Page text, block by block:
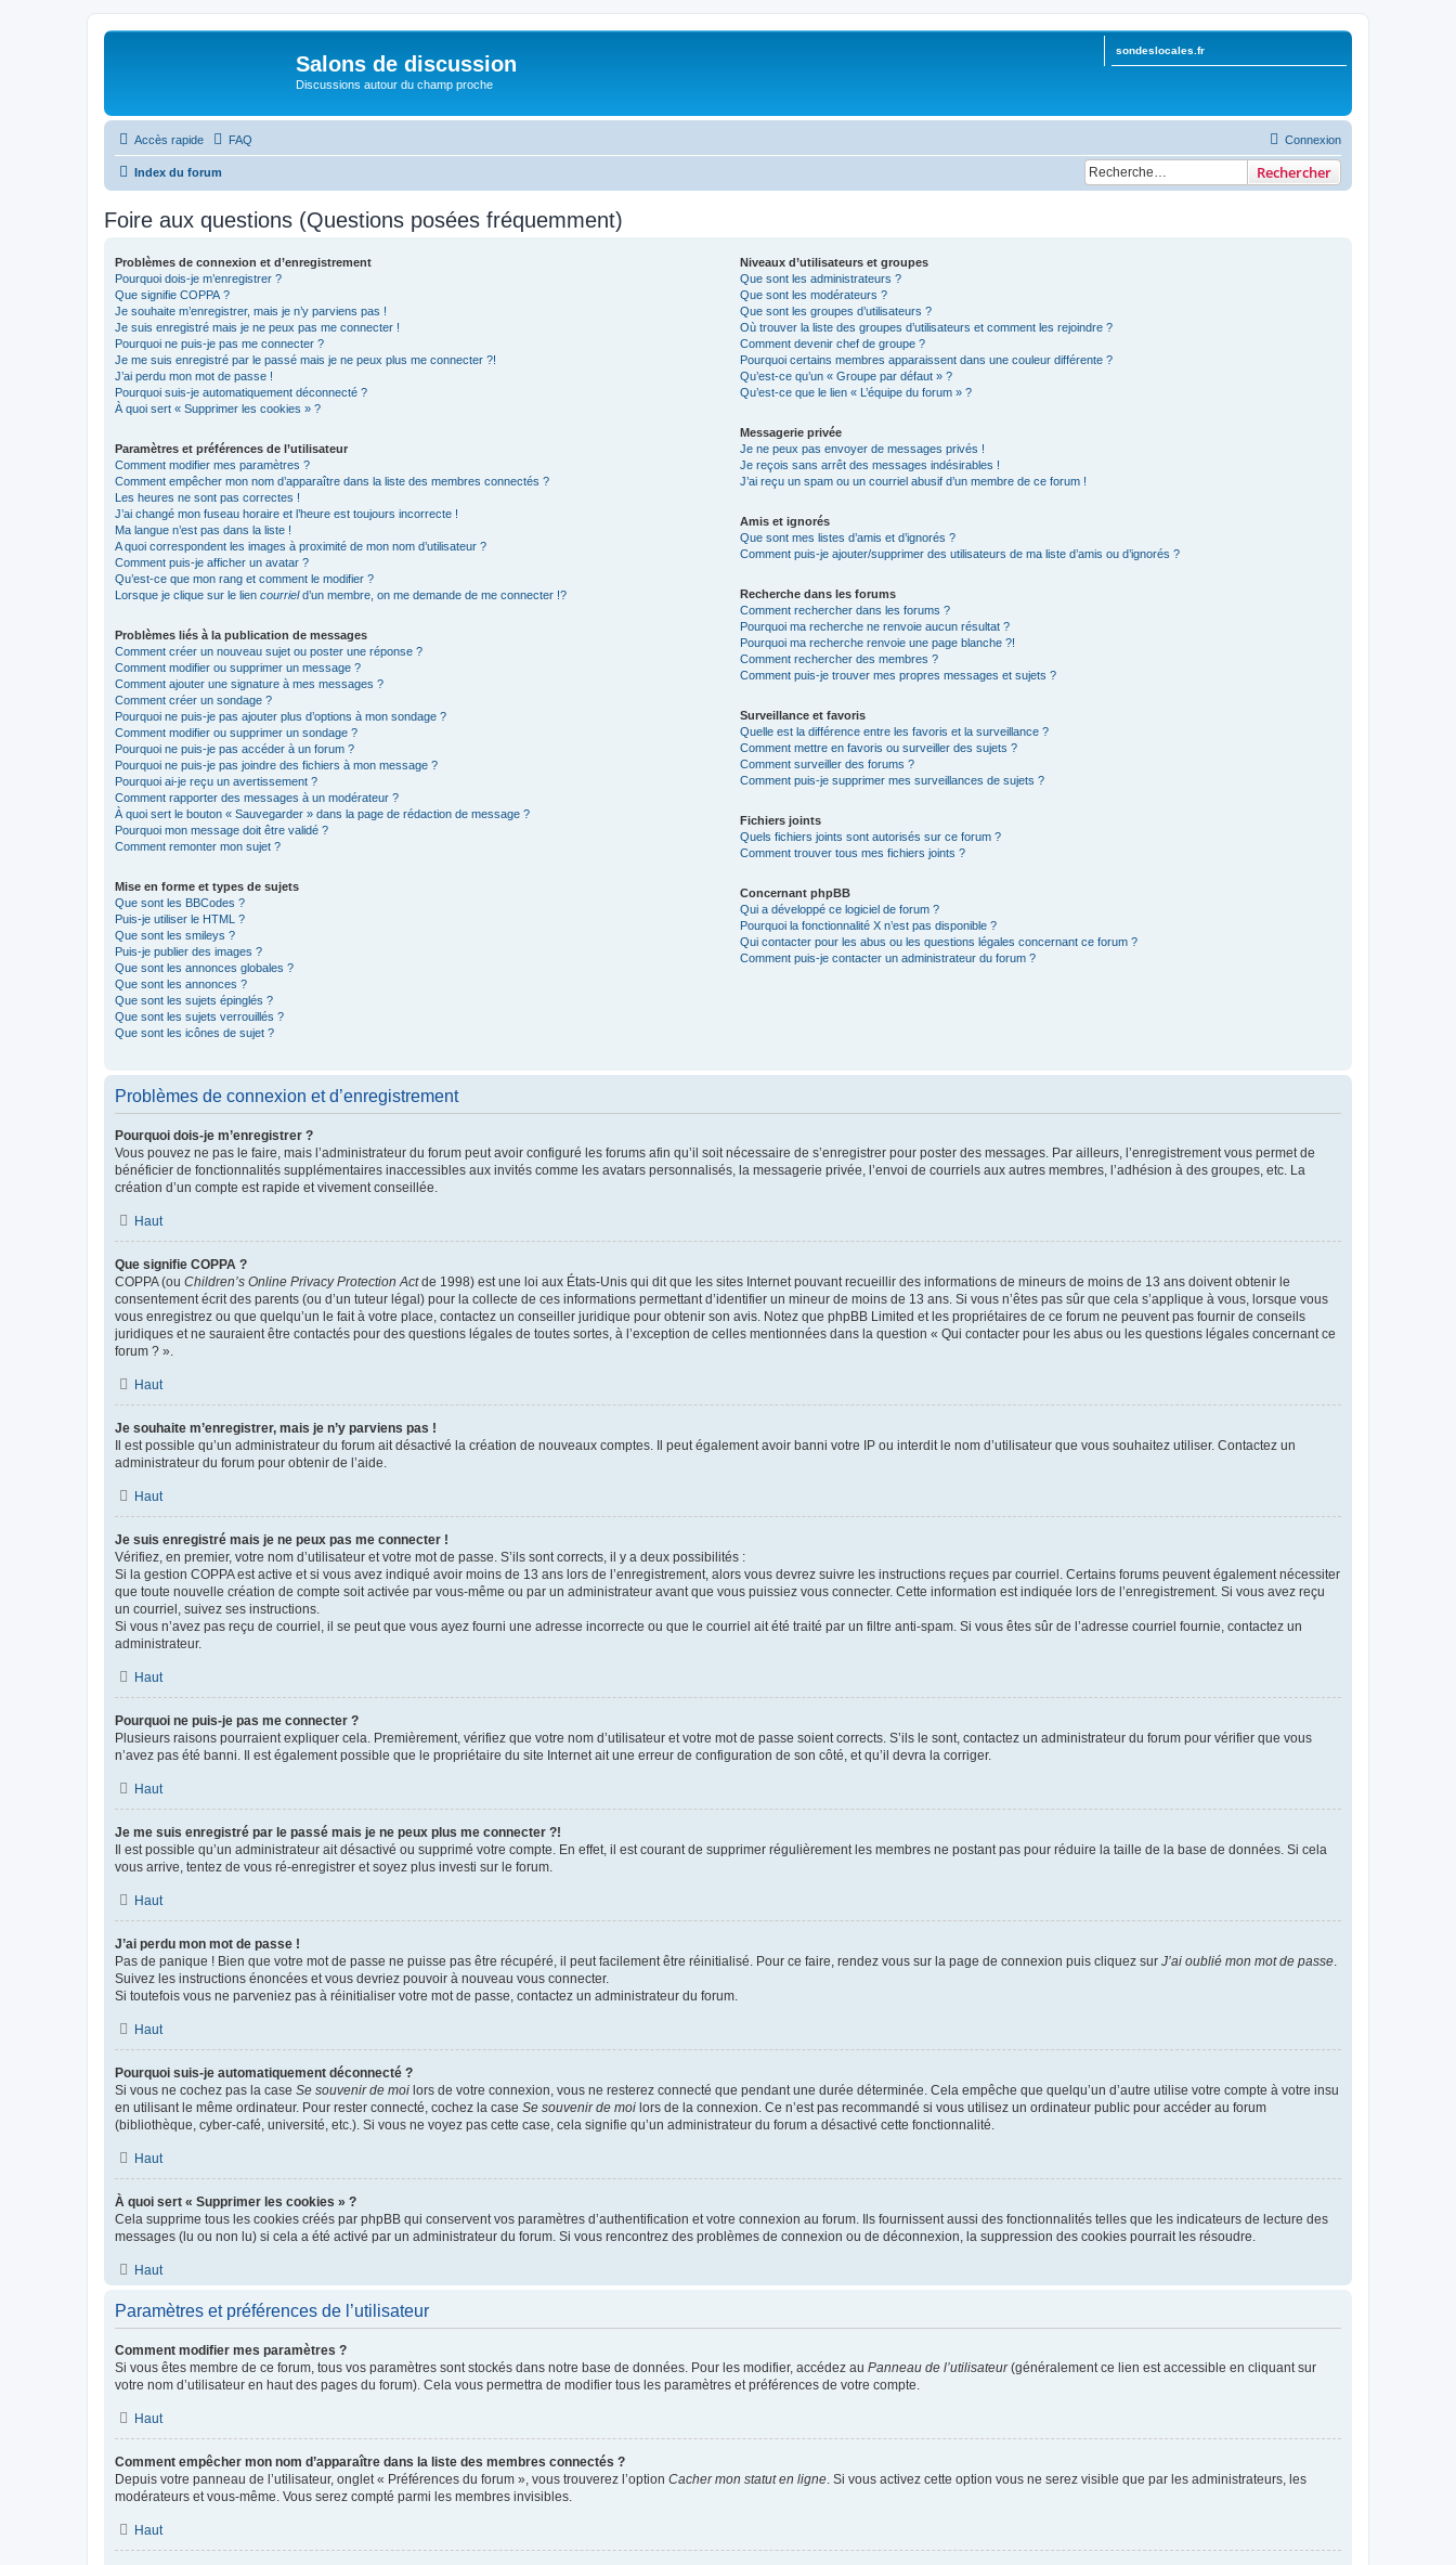
Salons de discussion
Discussions autour du champ proche
sondeslocales.fr
Accès rapide FAQ Connexion
Index du forum Rechercher
Foire aux questions (Questions posées fréquemment)
Problèmes de connexion et d’enregistrement
Pourquoi dois-je m’enregistrer ?
Que signifie COPPA ?
Je souhaite m’enregistrer, mais je n’y parviens pas !
Je suis enregistré mais je ne peux pas me connecter !
Pourquoi ne puis-je pas me connecter ?
Je me suis enregistré par le passé mais je ne peux plus me connecter ?!
J’ai perdu mon mot de passe !
Pourquoi suis-je automatiquement déconnecté ?
À quoi sert « Supprimer les cookies » ?
Paramètres et préférences de l’utilisateur
Comment modifier mes paramètres ?
Comment empêcher mon nom d’apparaître dans la liste des membres connectés ?
Les heures ne sont pas correctes !
J’ai changé mon fuseau horaire et l’heure est toujours incorrecte !
Ma langue n’est pas dans la liste !
A quoi correspondent les images à proximité de mon nom d’utilisateur ?
Comment puis-je afficher un avatar ?
Qu’est-ce que mon rang et comment le modifier ?
Lorsque je clique sur le lien courrield’un membre, on me demande de me connecter !?
Problèmes liés à la publication de messages
Comment créer un nouveau sujet ou poster une réponse ?
Comment modifier ou supprimer un message ?
Comment ajouter une signature à mes messages ?
Comment créer un sondage ?
Pourquoi ne puis-je pas ajouter plus d’options à mon sondage ?
Comment modifier ou supprimer un sondage ?
Pourquoi ne puis-je pas accéder à un forum ?
Pourquoi ne puis-je pas joindre des fichiers à mon message ?
Pourquoi ai-je reçu un avertissement ?
Comment rapporter des messages à un modérateur ?
À quoi sert le bouton « Sauvegarder » dans la page de rédaction de message ?
Pourquoi mon message doit être validé ?
Comment remonter mon sujet ?
Mise en forme et types de sujets
Que sont les BBCodes ?
Puis-je utiliser le HTML ?
Que sont les smileys ?
Puis-je publier des images ?
Que sont les annonces globales ?
Que sont les annonces ?
Que sont les sujets épinglés ?
Que sont les sujets verrouillés ?
Que sont les icônes de sujet ?
Niveaux d’utilisateurs et groupes
Que sont les administrateurs ?
Que sont les modérateurs ?
Que sont les groupes d’utilisateurs ?
Où trouver la liste des groupes d’utilisateurs et comment les rejoindre ?
Comment devenir chef de groupe ?
Pourquoi certains membres apparaissent dans une couleur différente ?
Qu’est-ce qu’un « Groupe par défaut » ?
Qu’est-ce que le lien « L’équipe du forum » ?
Messagerie privée
Je ne peux pas envoyer de messages privés !
Je reçois sans arrêt des messages indésirables !
J’ai reçu un spam ou un courriel abusif d’un membre de ce forum !
Amis et ignorés
Que sont mes listes d’amis et d’ignorés ?
Comment puis-je ajouter/supprimer des utilisateurs de ma liste d’amis ou d’ignorés ?
Recherche dans les forums
Comment rechercher dans les forums ?
Pourquoi ma recherche ne renvoie aucun résultat ?
Pourquoi ma recherche renvoie une page blanche ?!
Comment rechercher des membres ?
Comment puis-je trouver mes propres messages et sujets ?
Surveillance et favoris
Quelle est la différence entre les favoris et la surveillance ?
Comment mettre en favoris ou surveiller des sujets ?
Comment surveiller des forums ?
Comment puis-je supprimer mes surveillances de sujets ?
Fichiers joints
Quels fichiers joints sont autorisés sur ce forum ?
Comment trouver tous mes fichiers joints ?
Concernant phpBB
Qui a développé ce logiciel de forum ?
Pourquoi la fonctionnalité X n’est pas disponible ?
Qui contacter pour les abus ou les questions légales concernant ce forum ?
Comment puis-je contacter un administrateur du forum ?
Problèmes de connexion et d’enregistrement
Pourquoi dois-je m’enregistrer ?
Vous pouvez ne pas le faire, mais l’administrateur du forum peut avoir configuré les forums afin qu’il soit nécessaire de s’enregistrer pour poster des messages. Par ailleurs, l’enregistrement vous permet de
bénéficier de fonctionnalités supplémentaires inaccessibles aux invités comme les avatars personnalisés, la messagerie privée, l’envoi de courriels aux autres membres, l’adhésion à des groupes, etc. La
création d’un compte est rapide et vivement conseillée.
Haut
Que signifie COPPA ?
COPPA (ou Children’s Online Privacy Protection Actde 1998) est une loi aux États-Unis qui dit que les sites Internet pouvant recueillir des informations de mineurs de moins de 13 ans doivent obtenir le
consentement écrit des parents (ou d’un tuteur légal) pour la collecte de ces informations permettant d’identifier un mineur de moins de 13 ans. Si vous n’êtes pas sûr que cela s’applique à vous, lorsque vous
vous enregistrez ou que quelqu’un le fait à votre place, contactez un conseiller juridique pour obtenir son avis. Notez que phpBB Limited et les propriétaires de ce forum ne peuvent pas fournir de conseils
juridiques et ne sauraient être contactés pour des questions légales de toutes sortes, à l’exception de celles mentionnées dans la question « Qui contacter pour les abus ou les questions légales concernant ce
forum ? ».
Haut
Je souhaite m’enregistrer, mais je n’y parviens pas !
Il est possible qu’un administrateur du forum ait désactivé la création de nouveaux comptes. Il peut également avoir banni votre IP ou interdit le nom d’utilisateur que vous souhaitez utiliser. Contactez un
administrateur du forum pour obtenir de l’aide.
Haut
Je suis enregistré mais je ne peux pas me connecter !
Vérifiez, en premier, votre nom d’utilisateur et votre mot de passe. S’ils sont corrects, il y a deux possibilités :
Si la gestion COPPA est active et si vous avez indiqué avoir moins de 13 ans lors de l’enregistrement, alors vous devrez suivre les instructions reçues par courriel. Certains forums peuvent également nécessiter
que toute nouvelle création de compte soit activée par vous-même ou par un administrateur avant que vous puissiez vous connecter. Cette information est indiquée lors de l’enregistrement. Si vous avez reçu
un courriel, suivez ses instructions.
Si vous n’avez pas reçu de courriel, il se peut que vous ayez fourni une adresse incorrecte ou que le courriel ait été traité par un filtre anti-spam. Si vous êtes sûr de l’adresse courriel fournie, contactez un
administrateur.
Haut
Pourquoi ne puis-je pas me connecter ?
Plusieurs raisons pourraient expliquer cela. Premièrement, vérifiez que votre nom d’utilisateur et votre mot de passe soient corrects. S’ils le sont, contactez un administrateur du forum pour vérifier que vous
n’avez pas été banni. Il est également possible que le propriétaire du site Internet ait une erreur de configuration de son côté, et qu’il devra la corriger.
Haut
Je me suis enregistré par le passé mais je ne peux plus me connecter ?!
Il est possible qu’un administrateur ait désactivé ou supprimé votre compte. En effet, il est courant de supprimer régulièrement les membres ne postant pas pour réduire la taille de la base de données. Si cela
vous arrive, tentez de vous ré-enregistrer et soyez plus investi sur le forum.
Haut
J’ai perdu mon mot de passe !
Pas de panique ! Bien que votre mot de passe ne puisse pas être récupéré, il peut facilement être réinitialisé. Pour ce faire, rendez vous sur la page de connexion puis cliquez sur J’ai oublié mon mot de passe.
Suivez les instructions énoncées et vous devriez pouvoir à nouveau vous connecter.
Si toutefois vous ne parveniez pas à réinitialiser votre mot de passe, contactez un administrateur du forum.
Haut
Pourquoi suis-je automatiquement déconnecté ?
Si vous ne cochez pas la case Se souvenir de moi lors de votre connexion, vous ne resterez connecté que pendant une durée déterminée. Cela empêche que quelqu’un d’autre utilise votre compte à votre insu
en utilisant le même ordinateur. Pour rester connecté, cochez la case Se souvenir de moi lors de la connexion. Ce n’est pas recommandé si vous utilisez un ordinateur public pour accéder au forum
(bibliothèque, cyber-café, université, etc.). Si vous ne voyez pas cette case, cela signifie qu’un administrateur du forum a désactivé cette fonctionnalité.
Haut
À quoi sert « Supprimer les cookies » ?
Cela supprime tous les cookies créés par phpBB qui conservent vos paramètres d’authentification et votre connexion au forum. Ils fournissent aussi des fonctionnalités telles que les indicateurs de lecture des
messages (lu ou non lu) si cela a été activé par un administrateur du forum. Si vous rencontrez des problèmes de connexion ou de déconnexion, la suppression des cookies pourrait les résoudre.
Haut
Paramètres et préférences de l’utilisateur
Comment modifier mes paramètres ?
Si vous êtes membre de ce forum, tous vos paramètres sont stockés dans notre base de données. Pour les modifier, accédez au Panneau de l’utilisateur(généralement ce lien est accessible en cliquant sur
votre nom d’utilisateur en haut des pages du forum). Cela vous permettra de modifier tous les paramètres et préférences de votre compte.
Haut
Comment empêcher mon nom d’apparaître dans la liste des membres connectés ?
Depuis votre panneau de l’utilisateur, onglet « Préférences du forum », vous trouverez l’option Cacher mon statut en ligne. Si vous activez cette option vous ne serez visible que par les administrateurs, les
modérateurs et vous-même. Vous serez compté parmi les membres invisibles.
Haut